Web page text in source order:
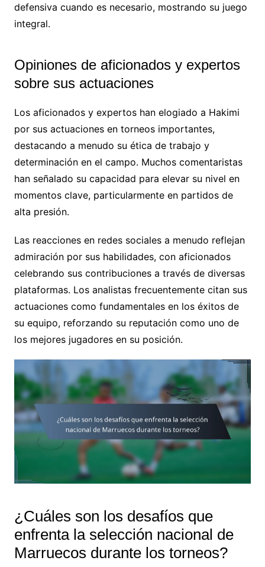
defensiva cuando es necesario, mostrando su juego
integral.
Opiniones de aficionados y expertos
sobre sus actuaciones
Los aficionados y expertos han elogiado a Hakimi
por sus actuaciones en torneos importantes,
destacando a menudo su ética de trabajo y
determinación en el campo. Muchos comentaristas
han señalado su capacidad para elevar su nivel en
momentos clave, particularmente en partidos de
alta presión.
Las reacciones en redes sociales a menudo reflejan
admiración por sus habilidades, con aficionados
celebrando sus contribuciones a través de diversas
plataformas. Los analistas frecuentemente citan sus
actuaciones como fundamentales en los éxitos de
su equipo, reforzando su reputación como uno de
los mejores jugadores en su posición.
¿Cuáles son los desafíos que
enfrenta la selección nacional de
Marruecos durante los torneos?